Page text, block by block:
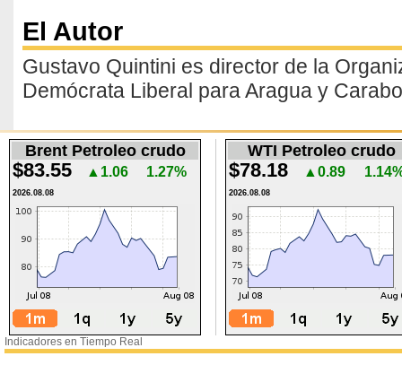
El Autor
Gustavo Quintini es director de la
Demócrata Liberal para Aragua y
Brent Petroleo crudo
$83.55 ▲1.06 1.27%
2026.08.08
WTI Petroleo crudo
$78.18 ▲0.89
2026.08.08
Indicadores en Tiempo Real